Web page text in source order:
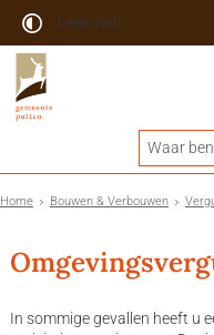
Lees voor
Home Bouwen & Verbouwen
In sommige gevallen heeft u